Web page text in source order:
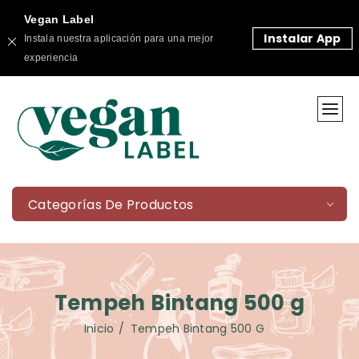
Categorías De Productos
Tempeh Bintang 500 g
Inicio Tempeh Bintang 500 G
Vegan Label
Instala nuestra aplicación para una mejor
experiencia
Instalar App